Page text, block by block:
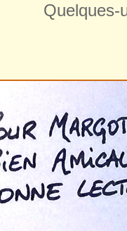
Quelques-